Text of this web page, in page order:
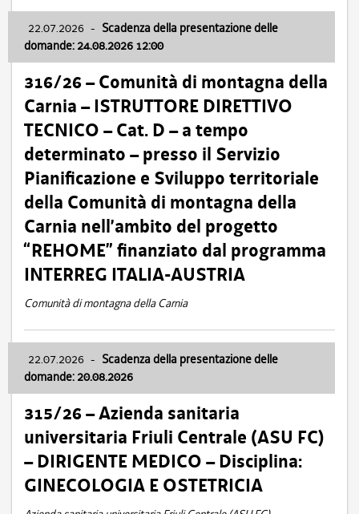
22.07.2026 - Scadenza della presentazione delle
domande: 24.08.2026 12:00
316/26 – Comunità di montagna della
Carnia – ISTRUTTORE DIRETTIVO
TECNICO – Cat. D – a tempo
determinato – presso il Servizio
Pianificazione e Sviluppo territoriale
della Comunità di montagna della
Carnia nell’ambito del progetto
“REHOME” finanziato dal programma
INTERREG ITALIA-AUSTRIA
Comunità di montagna della Carnia
22.07.2026 - Scadenza della presentazione delle
domande: 20.08.2026
315/26 – Azienda sanitaria
universitaria Friuli Centrale (ASU FC)
– DIRIGENTE MEDICO – Disciplina:
GINECOLOGIA E OSTETRICIA